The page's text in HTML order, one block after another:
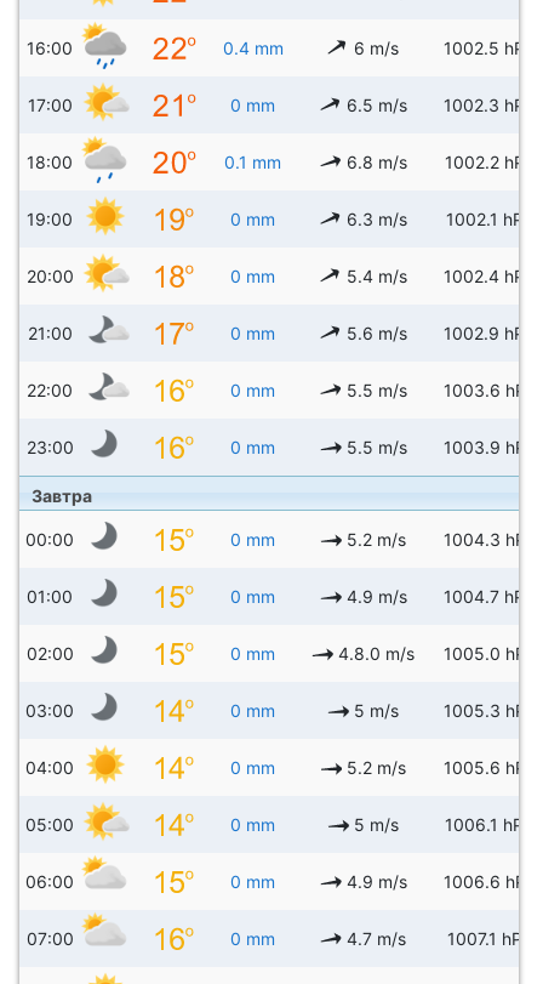
16:00 0.4 mm 6 m/s 1002.5 hPa
17:00 0 mm 6.5 m/s 1002.3 hPa
18:00 0.1 mm 6.8 m/s 1002.2 hPa
19:00 0 mm 6.3 m/s 1002.1 hPa
20:00 0 mm 5.4 m/s 1002.4 hPa
21:00 0 mm 5.6 m/s 1002.9 hPa
22:00 0 mm 5.5 m/s 1003.6 hPa
23:00 0 mm 5.5 m/s 1003.9 hPa
Завтра
00:00 0 mm 5.2 m/s 1004.3 hPa
01:00 0 mm 4.9 m/s 1004.7 hPa
02:00 0 mm 4.8.0 m/s 1005.0 hPa
03:00 0 mm 5 m/s 1005.3 hPa
04:00 0 mm 5.2 m/s 1005.6 hPa
05:00 0 mm 5 m/s 1006.1 hPa
06:00 0 mm 4.9 m/s 1006.6 hPa
07:00 0 mm 4.7 m/s 1007.1 hPa